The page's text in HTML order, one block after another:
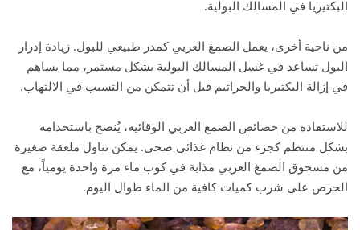
البكتيريا في المسالك البولية.
من ناحية أخرى، يعمل الصمغ العربي كمدر طبيعي للبول. زيادة إدرار
البول تساعد في غسل المسالك البولية بشكل مستمر، مما يساهم
في إزالة البكتيريا والجراثيم قبل أن تتمكن من التسبب في الالتهاب.
للاستفادة من خصائص الصمغ العربي الوقائية، يُنصح باستخدامه
بشكل منتظم كجزء من نظام غذائي صحي. يمكن تناول ملعقة صغيرة
من مسحوق الصمغ العربي مذابة في كوب ماء مرة واحدة يومياً، مع
الحرص على شرب كميات كافية من الماء طوال اليوم.